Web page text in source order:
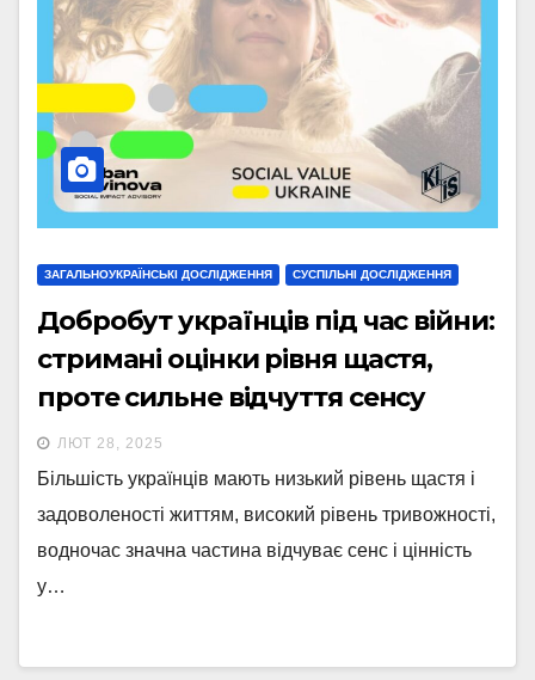
ЗАГАЛЬНОУКРАЇНСЬКІ ДОСЛІДЖЕННЯ СУСПІЛЬНІ ДОСЛІДЖЕННЯ
Добробут українців під час війни:
стримані оцінки рівня щастя,
проте сильне відчуття сенсу
ЛЮТ 28, 2025
Більшість українців мають низький рівень щастя і
задоволеності життям, високий рівень тривожності,
водночас значна частина відчуває сенс і цінність
у…